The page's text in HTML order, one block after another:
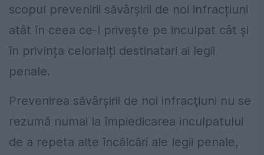
scopul prevenirii săvârșirii de noi infracțiuni
atât în ceea ce-l privește pe inculpat cât și
în privința celorlalți destinatari ai legii
penale.
Prevenirea săvârşirii de noi infracţiuni nu se
rezumă numai la împiedicarea inculpatului
de a repeta alte încălcări ale legii penale,